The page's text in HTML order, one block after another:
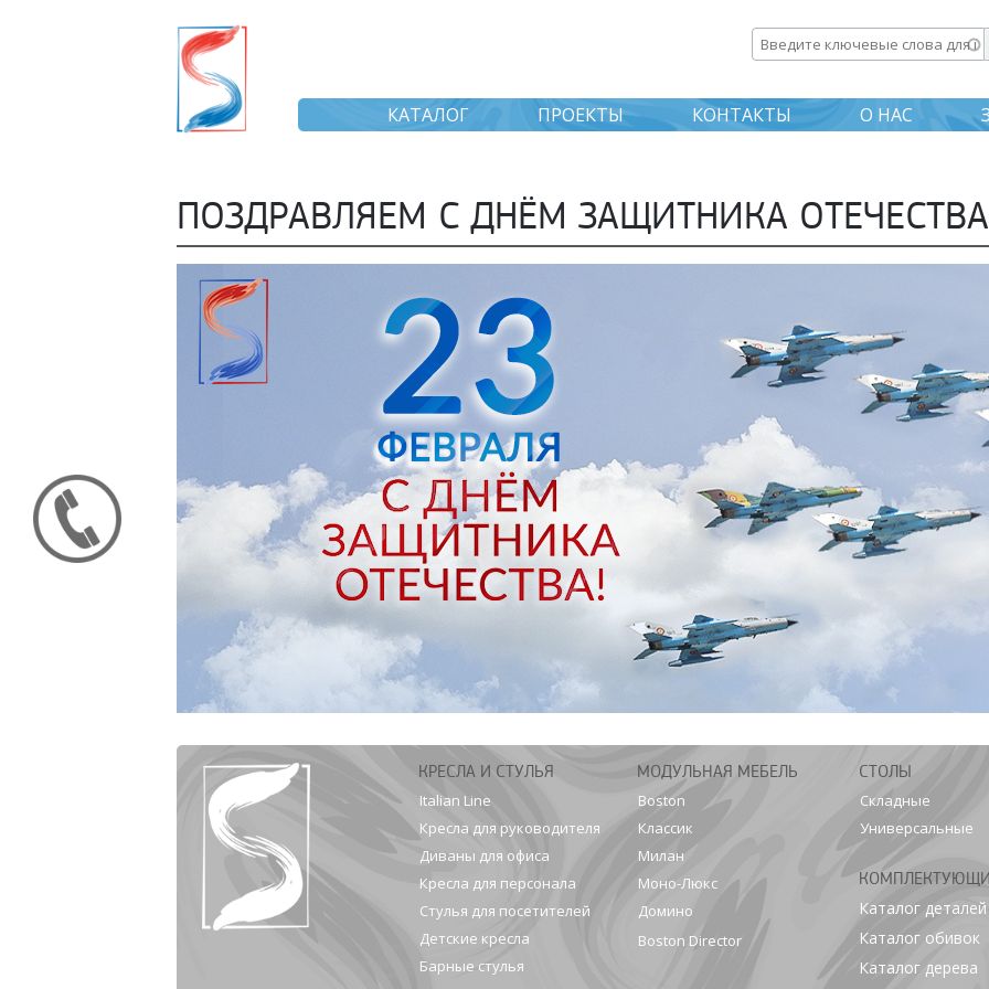
основному
содержанию
Введите ключевые слова
КАТАЛОГ ПРОЕКТЫ КОНТАКТЫ О НАС
ПОЗДРАВЛЯЕМ С ДНЁМ ЗАЩИТНИКА
КРЕСЛА И СТУЛЬЯ
Italian Line
Кресла для руководителя
Диваны для офиса
Кресла для персонала
Стулья для посетителей
Детские кресла
Барные стулья
МОДУЛЬНАЯ МЕБЕЛЬ
Boston
Классик
Милан
Моно-Люкс
Домино
Boston Director
СТОЛЫ
Складные
Универсальные
Каталог деталей
Каталог обивок
Каталог дерева